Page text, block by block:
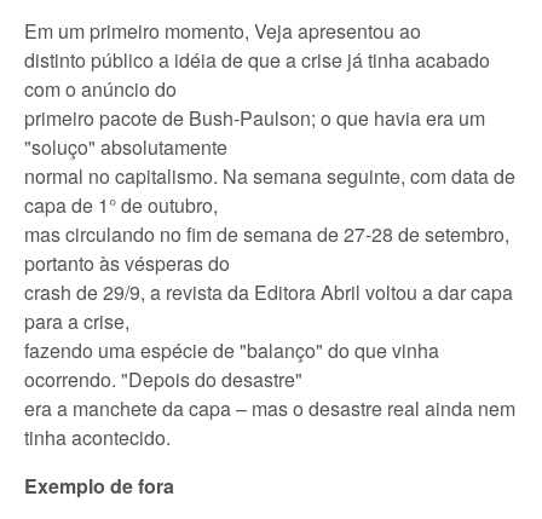
Em um primeiro momento, Veja apresentou ao
distinto público a idéia de que a crise já tinha acabado
com o anúncio do
primeiro pacote de Bush-Paulson; o que havia era um
"soluço" absolutamente
normal no capitalismo. Na semana seguinte, com data de
capa de 1° de outubro,
mas circulando no fim de semana de 27-28 de setembro,
portanto às vésperas do
crash de 29/9, a revista da Editora Abril voltou a dar capa
para a crise,
fazendo uma espécie de "balanço" do que vinha
ocorrendo. "Depois do desastre"
era a manchete da capa – mas o desastre real ainda nem
tinha acontecido.
Exemplo de fora